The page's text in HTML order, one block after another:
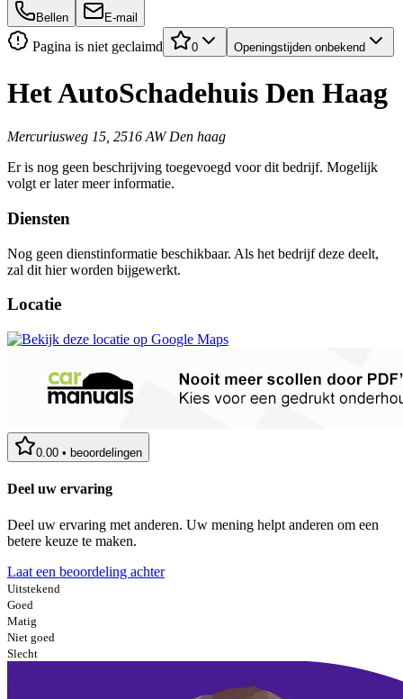
Bellen E-mail
Pagina is niet geclaimd 0 Openingstijden onbekend
Het AutoSchadehuis Den Haag
Mercuriusweg 15, 2516 AW Den haag
Er is nog geen beschrijving toegevoegd voor dit bedrijf. Mogelijk
volgt er later meer informatie.
Diensten
Nog geen dienstinformatie beschikbaar. Als het bedrijf deze deelt,
zal dit hier worden bijgewerkt.
Locatie
0.00 • beoordelingen
Deel uw ervaring
Deel uw ervaring met anderen. Uw mening helpt anderen om een
betere keuze te maken.
Laat een beoordeling achter
Uitstekend
Goed
Matig
Niet goed
Slecht